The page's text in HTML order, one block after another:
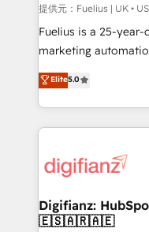
can support public
other ones listed in our
HubSpot implementation - HubSpot
is there for you to: - Grow revenue, and run your
business more efficiently - Build
more people - Get the most out of your HubSpot
investment
提供元：Fuelius | UK •
Fuelius is a 25-
marketing automation
enable mid-market
maximise their
growth. We modernise platforms, streamline
operations that are
supercharge revenue operations
Transformation /
Sales Consulting •
Elite5.0
Digifianz:
🇪🇸🇦🇷🇦🇪